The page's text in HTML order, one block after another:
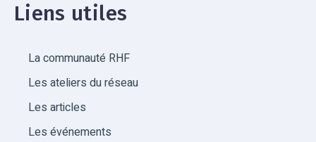
Liens utiles
La communauté RHF
Les ateliers du réseau
Les articles
Les événements